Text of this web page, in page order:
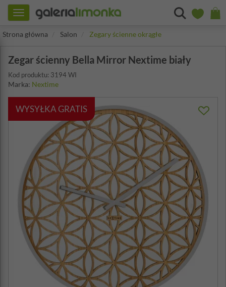
Toggle
navigation
Strona główna
Salon Zegary ścienne okrągłe
Zegar ścienny Bella Mirror Nextime biały
Kod produktu: 3194 WI
Marka: Nextime
WYSYŁKA GRATIS